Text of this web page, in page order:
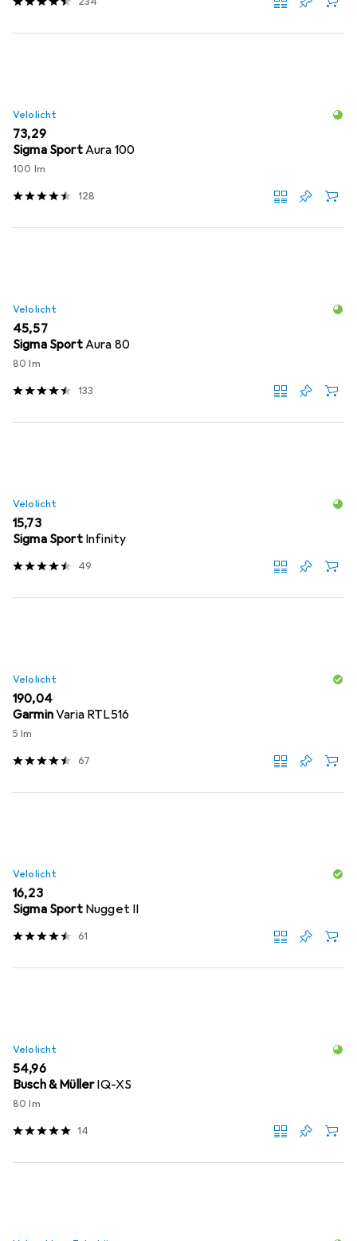
Velolicht
EUR
73,29
Sigma SportAura 100
100 lm
128
Velolicht
EUR
45,57
Sigma SportAura 80
80 lm
133
Velolicht
EUR
15,73
Sigma Sport Infinity
49
Velolicht
EUR
190,04
GarminVaria RTL516
5 lm
67
Velolicht
EUR
16,23
Sigma Sport Nugget II
61
Velolicht
EUR
54,96
Busch & MüllerIQ-XS
80 lm
14